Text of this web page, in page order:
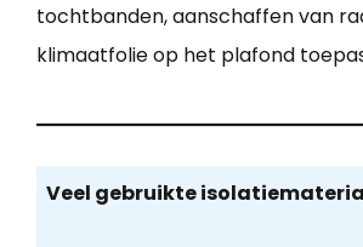
tochtbanden, aanschaffen van
klimaatfolie op het plafond
Veel gebruikte